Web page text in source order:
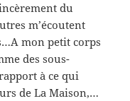
du
m’écoutent
mon petit corps
des sous-
à ce qui
de La Maison,…